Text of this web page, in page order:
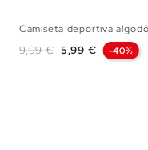
XS M
Camiseta deportiva
Precio base
9,99 € Precio
5,99 € -40%